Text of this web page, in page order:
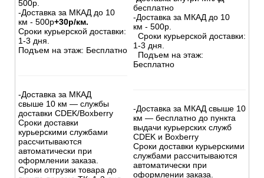
500р.
-Доставка за МКАД до 10
км - 500р+30р/км.
Сроки курьерской доставки:
1-3 дня.
Подъем на этаж: Бесплатно
-Доставка за МКАД
свыше 10 км — службы
доставки CDEK/Boxberry
Сроки доставки
курьерскими службами
рассчитываются
автоматически при
оформлении заказа.
Сроки отгрузки товара до
бесплатно
-Доставка за МКАД до 10
км - 500р.
Сроки курьерской доставки:
1-3 дня.
Подъем на этаж:
Бесплатно
-Доставка за МКАД свыше 10
км — бесплатно до пункта
выдачи курьерских служб
CDEK и Boxberry
Сроки доставки курьерскими
службами рассчитываются
автоматически при
оформлении заказа.